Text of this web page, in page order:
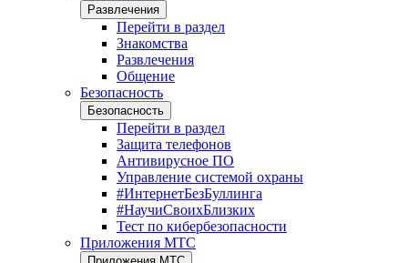
Развлечения
Перейти в раздел
Знакомства
Развлечения
Общение
Безопасность
Безопасность
Перейти в раздел
Защита телефонов
Антивирусное ПО
Управление системой охраны
#ИнтернетБезБуллинга
#НаучиСвоихБлизких
Тест по кибербезопасности
Приложения МТС